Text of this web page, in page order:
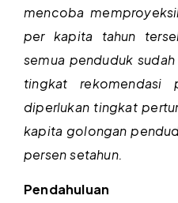
mencoba
per kapita tahun
semua penduduk
tingkat
diperlukan tingkat
kapita golongan
persen setahun.
Pendahuluan